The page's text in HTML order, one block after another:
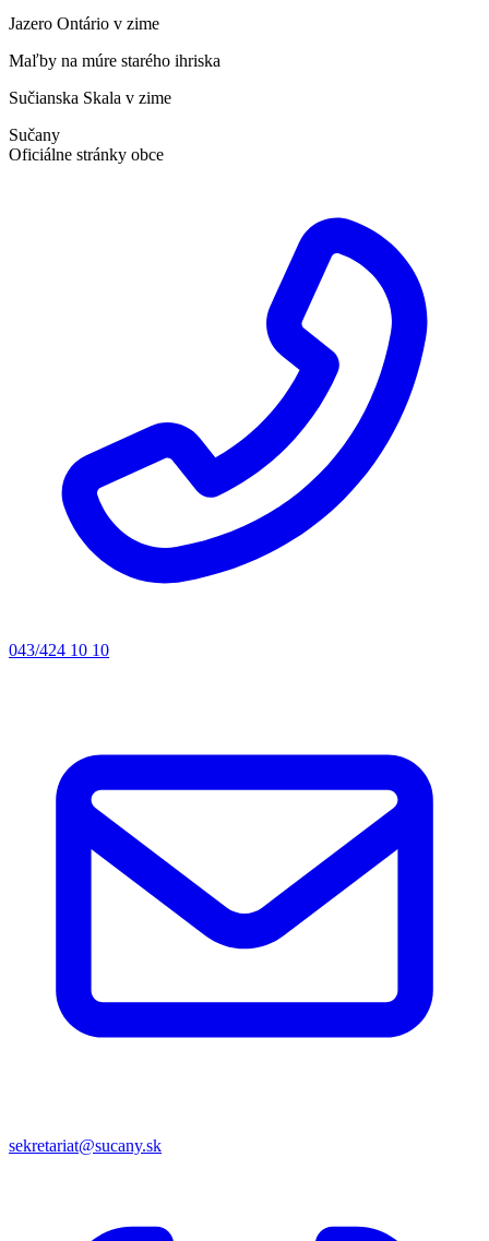
Jazero Ontário v zime
Maľby na múre starého ihriska
Sučianska Skala v zime
Sučany
Oficiálne stránky obce
043/424 10 10
sekretariat@sucany.sk